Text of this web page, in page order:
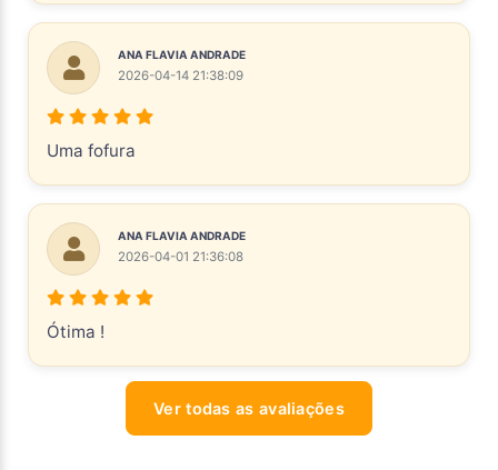
ANA FLAVIA ANDRADE
2026-04-14 21:38:09
Uma fofura
ANA FLAVIA ANDRADE
2026-04-01 21:36:08
Ótima !
Ver todas as avaliações